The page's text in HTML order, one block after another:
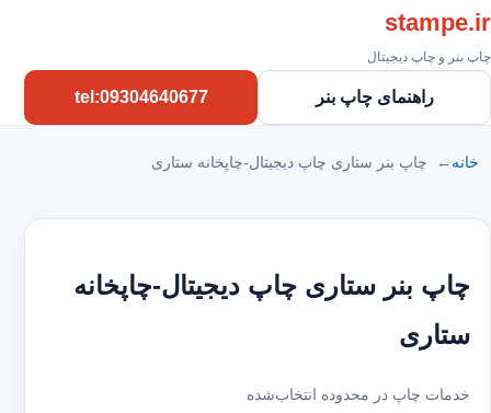
stampe.ir
چاپ بنر و چاپ دیجیتال
راهنمای چاپ بنر tel:09304640677
خانه چاپ بنر ستاری چاپ دیجیتال-چاپخانه ستاری
چاپ بنر ستاری چاپ دیجیتال-چاپخانه
ستاری
خدمات چاپ در محدوده انتخاب‌شده